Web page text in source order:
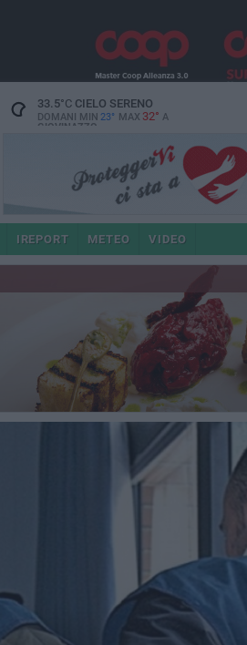
33.5°CCIELO SERENO
DOMANI MIN 23° MAX 32° A
GIOVINAZZO
IREPORT METEO VIDEO